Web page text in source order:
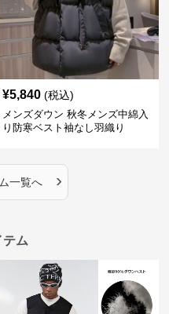
¥5,840 (税込)
メンズダウン 秋冬メンズ中綿入
り防寒ベスト袖なし羽織り
一覧へ ›
テム